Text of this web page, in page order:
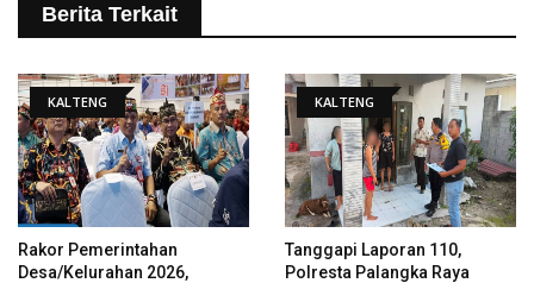
Berita Terkait
KALTENG
Rakor Pemerintahan
Desa/Kelurahan 2026,
KALTENG
Tanggapi Laporan 110,
Polresta Palangka Raya